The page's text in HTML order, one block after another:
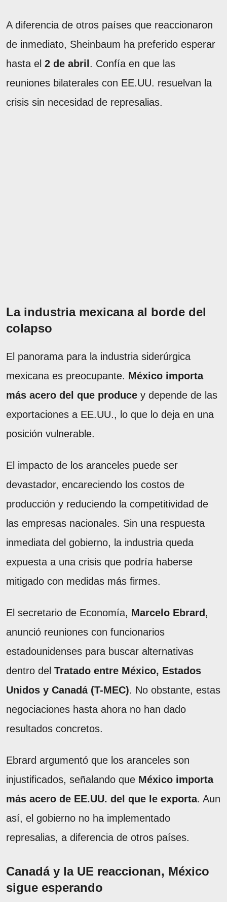
A diferencia de otros países que reaccionaron
de inmediato, Sheinbaum ha preferido esperar
hasta el 2 de abril . Confía en que las
reuniones bilaterales con EE.UU. resuelvan la
crisis sin necesidad de represalias.
La industria mexicana al borde del
colapso
El panorama para la industria siderúrgica
mexicana es preocupante. México importa
más acero del que produce y depende de las
exportaciones a EE.UU., lo que lo deja en una
posición vulnerable.
El impacto de los aranceles puede ser
devastador, encareciendo los costos de
producción y reduciendo la competitividad de
las empresas nacionales. Sin una respuesta
inmediata del gobierno, la industria queda
expuesta a una crisis que podría haberse
mitigado con medidas más firmes.
El secretario de Economía, Marcelo Ebrard ,
anunció reuniones con funcionarios
estadounidenses para buscar alternativas
dentro del Tratado entre México, Estados
Unidos y Canadá (T-MEC). No obstante, estas
negociaciones hasta ahora no han dado
resultados concretos.
Ebrard argumentó que los aranceles son
injustificados, señalando que México importa
más acero de EE.UU. del que le exporta. Aun
así, el gobierno no ha implementado
represalias, a diferencia de otros países.
Canadá y la UE reaccionan, México
sigue esperando